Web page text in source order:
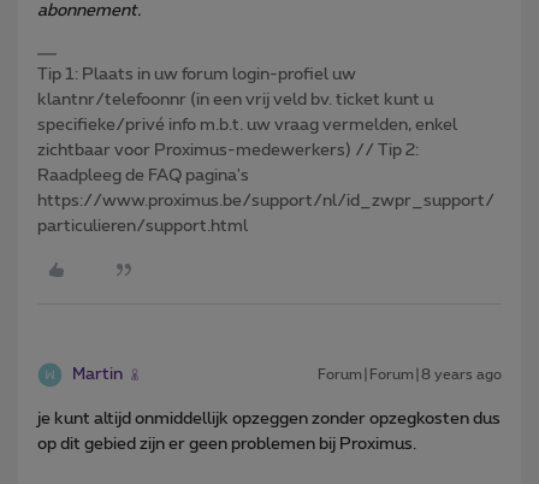
abonnement.
Tip 1: Plaats in uw forum login-profiel uw
klantnr/telefoonnr (in een vrij veld bv. ticket kunt u
specifieke/privé info m.b.t. uw vraag vermelden, enkel
zichtbaar voor Proximus-medewerkers) // Tip 2:
Raadpleeg de FAQ pagina's
https://www.proximus.be/support/nl/id_zwpr_support/
particulieren/support.html
Martin Forum|Forum|8 years ago
je kunt altijd onmiddellijk opzeggen zonder opzegkosten dus
op dit gebied zijn er geen problemen bij Proximus.